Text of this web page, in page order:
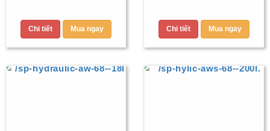
Chi tiết Mua ngay Chi tiết Mua ngay